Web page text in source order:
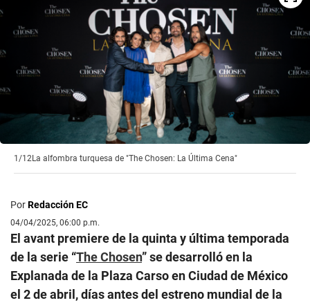
1/12La alfombra turquesa de "The Chosen: La Última Cena"
PorRedacción EC
04/04/2025, 06:00 p.m.
El avant premiere de la quinta y última temporada
de la serie “The Chosen” se desarrolló en la
Explanada de la Plaza Carso en Ciudad de México
el 2 de abril, días antes del estreno mundial de la